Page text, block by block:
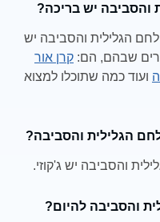
והסביבה יש בריכה?
הגלילית והסביבה יש
שבהם, הם: קרן אור
ועוד כמה שתוכלו למצוא
הגלילית והסביבה?
והסביבה יש ג'קוזי.
והסביבה להיום?